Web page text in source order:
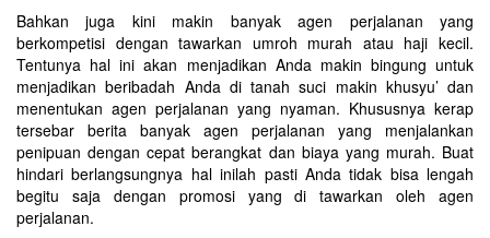
Bahkan juga kini makin banyak agen perjalanan yang
berkompetisi dengan tawarkan umroh murah atau haji kecil.
Tentunya hal ini akan menjadikan Anda makin bingung untuk
menjadikan beribadah Anda di tanah suci makin khusyu’ dan
menentukan agen perjalanan yang nyaman. Khususnya kerap
tersebar berita banyak agen perjalanan yang menjalankan
penipuan dengan cepat berangkat dan biaya yang murah. Buat
hindari berlangsungnya hal inilah pasti Anda tidak bisa lengah
begitu saja dengan promosi yang di tawarkan oleh agen
perjalanan.